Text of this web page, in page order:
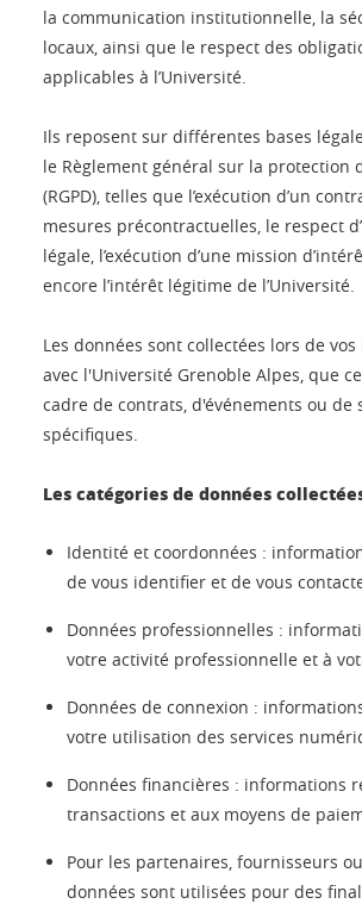
la communication institutionnelle, la
locaux, ainsi que le respect des
applicables à l’Université.
Ils reposent sur différentes bases
le Règlement général sur la protection
(RGPD), telles que l’exécution d’un
mesures précontractuelles, le respect
légale, l’exécution d’une mission
encore l’intérêt légitime de l’Université.
Les données sont collectées lors de
avec l'Université Grenoble Alpes, que
cadre de contrats, d'événements ou de
spécifiques.
Les catégories de données
Identité et coordonnées :
de vous identifier et de vous
Données professionnelles :
votre activité professionnelle et à
Données de connexion :
votre utilisation des services
Données financières : informations
transactions et aux moyens de
Pour les partenaires, fournisseurs
données sont utilisées pour des